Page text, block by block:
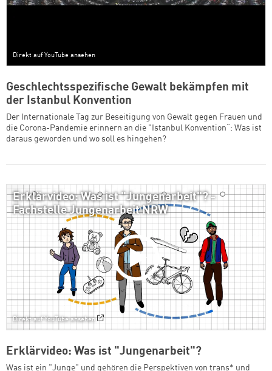
Direkt auf YouTube ansehen
Geschlechtsspezifische Gewalt bekämpfen mit
der Istanbul Konvention
Der Internationale Tag zur Beseitigung von Gewalt gegen Frauen und
die Corona-Pandemie erinnern an die "Istanbul Konvention“: Was ist
daraus geworden und wo soll es hingehen?
Erklärvideo: Was ist "Jungenarbeit"? -
Fachstelle Jungenarbeit NRW
Direkt auf YouTube ansehen
Erklärvideo: Was ist "Jungenarbeit"?
Was ist ein "Junge" und gehören die Perspektiven von trans* und